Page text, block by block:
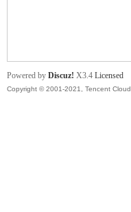
Powered by Discuz! X3.4 Licensed
Copyright © 2001-2021, Tencent Cloud.